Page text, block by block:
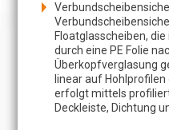
Floatglasscheiben,
durch eine PE Folie
Überkopfverglasung
linear auf
erfolgt mittels
Deckleiste, Dichtung